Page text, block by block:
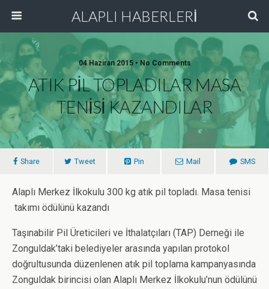
ALAPLI HABERLERİ
04 Haziran 2015 • No Comments
ATIK PİL TOPLADILAR MASA
TENİSİ KAZANDILAR
Share Tweet Pin Mail SMS
Alaplı Merkez İlkokulu 300 kg atık pil topladı. Masa tenisi
takımı ödülünü kazandı
Taşınabilir Pil Üreticileri ve İthalatçıları (TAP) Derneği ile
Zonguldak’taki belediyeler arasında yapılan protokol
doğrultusunda düzenlenen atık pil toplama kampanyasında
Zonguldak birincisi olan Alaplı Merkez İlkokulu’nun ödülünü